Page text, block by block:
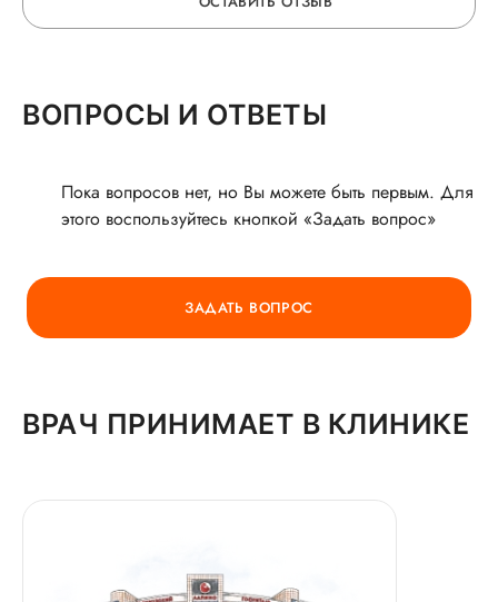
ГОРЯЧАЯ ЛИНИЯ КАЧЕСТВА
ВОПРОСЫ И ОТВЕТЫ
Пока вопросов нет, но Вы можете быть первым. Для
этого воспользуйтесь кнопкой «Задать вопрос»
ЗАДАТЬ ВОПРОС
ВРАЧ ПРИНИМАЕТ В КЛИНИКЕ